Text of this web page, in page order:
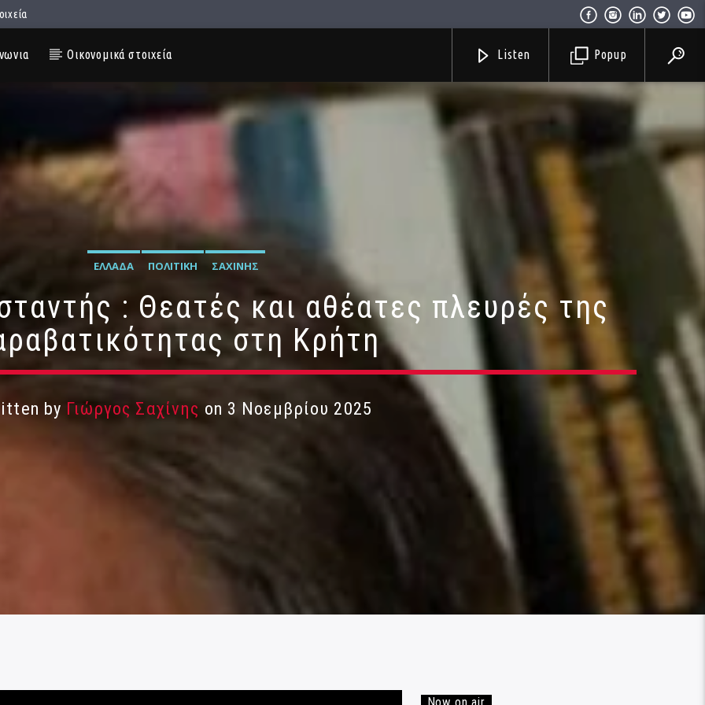
Οικονομικά στοιχεία Popup
Listen
ΕΛΛΆΔΑ ΠΟΛΙΤΙΚΉ ΣΑΧΊΝΗΣ
: Θεατές και αθέατες πλευρές της
στη Κρήτη
by Γιώργος Σαχίνης on 3 Νοεμβρίου 2025